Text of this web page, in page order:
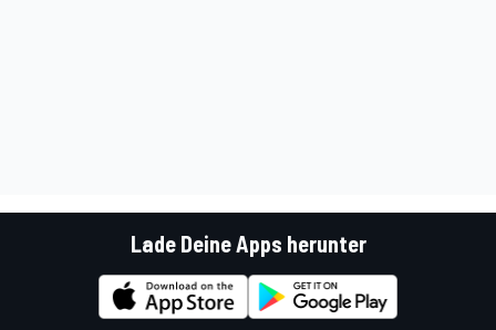
Lade Deine Apps herunter